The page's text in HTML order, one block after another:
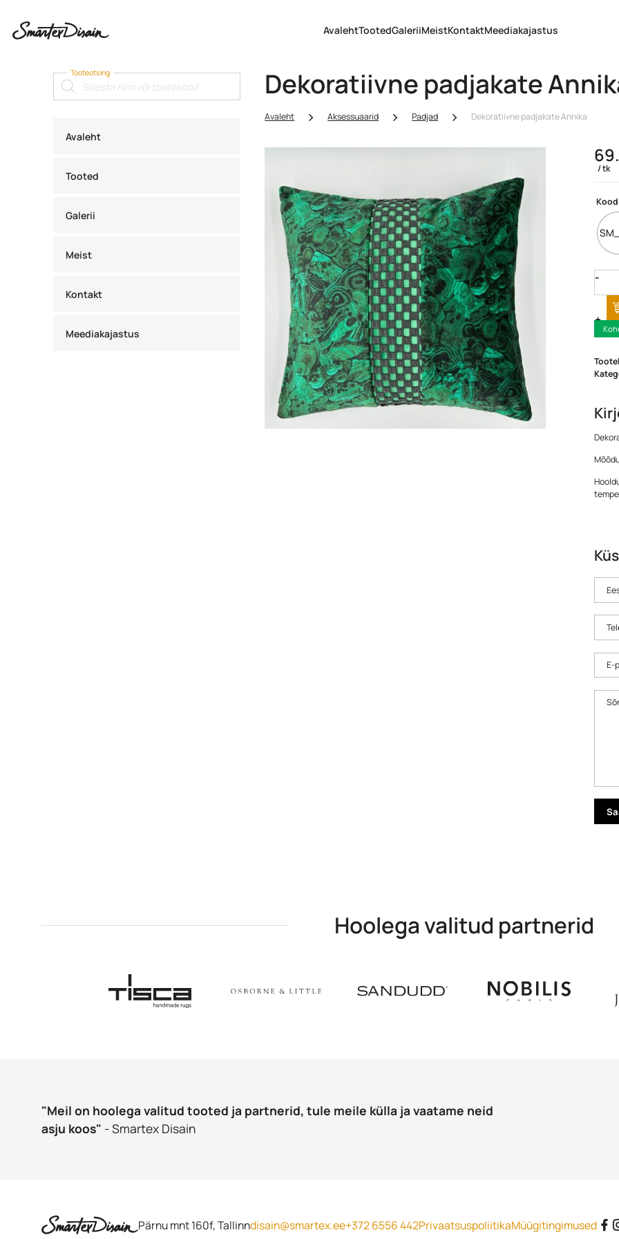
AvalehtTootedGaleriiMeistKontaktMeediakajastus
Tooteotsing
Products
search
Avaleht
Tooted
Galerii
Meist
Kontakt
Meediakajastus
Dekoratiivne padjakate
Avaleht Aksessuaarid Padjad Dekoratiivne padjakate Annika
tk
Kood
E-
Hoolega valitud partnerid
"Meil on hoolega valitud tooted ja partnerid, tule meile külla ja vaatame neid
asju koos" - Smartex Disain
Pärnu mnt 160f, Tallinndisain@smartex.ee+372 6556 442PrivaatsuspoliitikaMüügitingimused